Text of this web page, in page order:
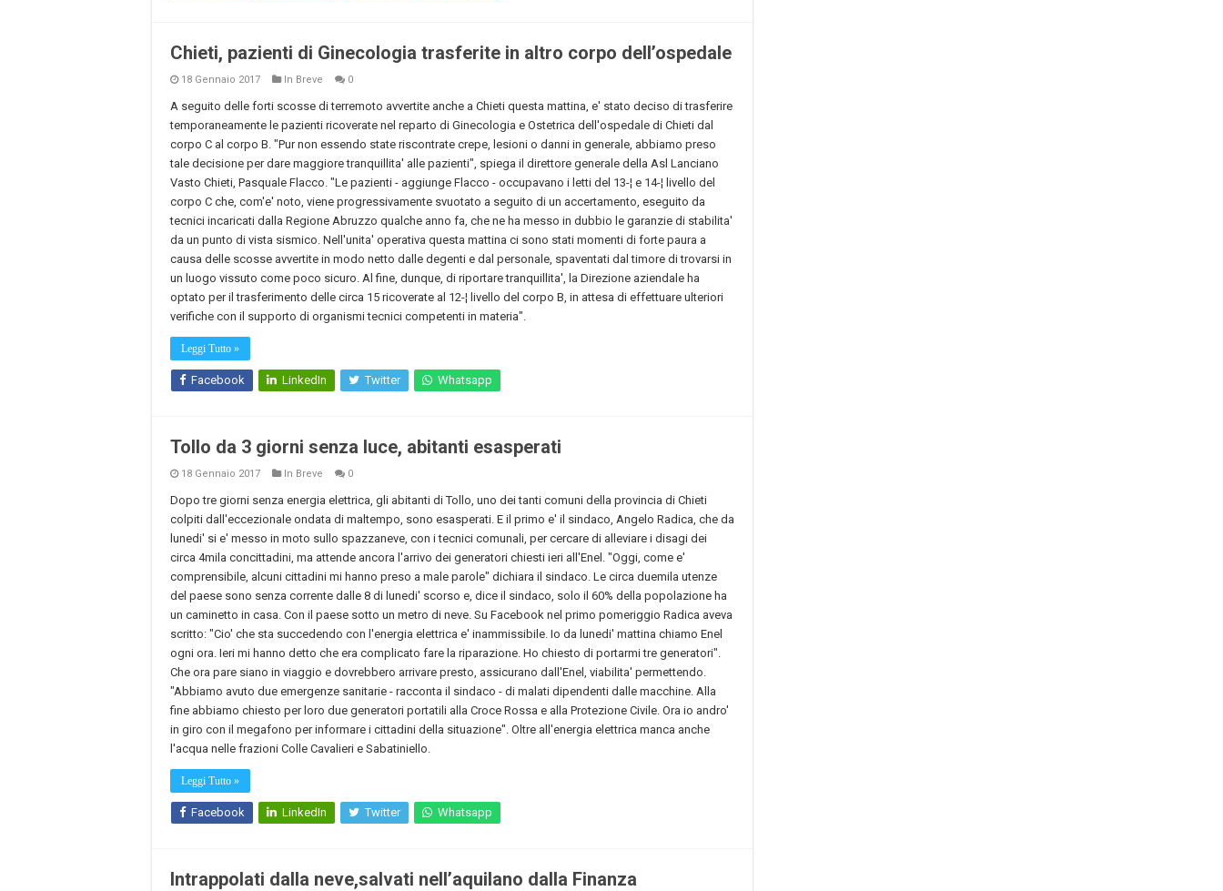
Chieti, pazienti di Ginecologia trasferite in altro corpo dell’ospedale
18 Gennaio 2017 In Breve 0
A seguito delle forti scosse di terremoto avvertite anche a Chieti questa mattina, e' stato deciso di trasferire
temporaneamente le pazienti ricoverate nel reparto di Ginecologia e Ostetrica dell'ospedale di Chieti dal
corpo C al corpo B. "Pur non essendo state riscontrate crepe, lesioni o danni in generale, abbiamo preso
tale decisione per dare maggiore tranquillita' alle pazienti", spiega il direttore generale della Asl Lanciano
Vasto Chieti, Pasquale Flacco. "Le pazienti - aggiunge Flacco - occupavano i letti del 13-¦ e 14-¦ livello del
corpo C che, com'e' noto, viene progressivamente svuotato a seguito di un accertamento, eseguito da
tecnici incaricati dalla Regione Abruzzo qualche anno fa, che ne ha messo in dubbio le garanzie di stabilita'
da un punto di vista sismico. Nell'unita' operativa questa mattina ci sono stati momenti di forte paura a
causa delle scosse avvertite in modo netto dalle degenti e dal personale, spaventati dal timore di trovarsi in
un luogo vissuto come poco sicuro. Al fine, dunque, di riportare tranquillita', la Direzione aziendale ha
optato per il trasferimento delle circa 15 ricoverate al 12-¦ livello del corpo B, in attesa di effettuare ulteriori
verifiche con il supporto di organismi tecnici competenti in materia".
Leggi Tutto »
Facebook LinkedIn Twitter Whatsapp
Tollo da 3 giorni senza luce, abitanti esasperati
18 Gennaio 2017 In Breve 0
Dopo tre giorni senza energia elettrica, gli abitanti di Tollo, uno dei tanti comuni della provincia di Chieti
colpiti dall'eccezionale ondata di maltempo, sono esasperati. E il primo e' il sindaco, Angelo Radica, che da
lunedi' si e' messo in moto sullo spazzaneve, con i tecnici comunali, per cercare di alleviare i disagi dei
circa 4mila concittadini, ma attende ancora l'arrivo dei generatori chiesti ieri all'Enel. "Oggi, come e'
comprensibile, alcuni cittadini mi hanno preso a male parole" dichiara il sindaco. Le circa duemila utenze
del paese sono senza corrente dalle 8 di lunedi' scorso e, dice il sindaco, solo il 60% della popolazione ha
un caminetto in casa. Con il paese sotto un metro di neve. Su Facebook nel primo pomeriggio Radica aveva
scritto: "Cio' che sta succedendo con l'energia elettrica e' inammissibile. Io da lunedi' mattina chiamo Enel
ogni ora. Ieri mi hanno detto che era complicato fare la riparazione. Ho chiesto di portarmi tre generatori".
Che ora pare siano in viaggio e dovrebbero arrivare presto, assicurano dall'Enel, viabilita' permettendo.
"Abbiamo avuto due emergenze sanitarie - racconta il sindaco - di malati dipendenti dalle macchine. Alla
fine abbiamo chiesto per loro due generatori portatili alla Croce Rossa e alla Protezione Civile. Ora io andro'
in giro con il megafono per informare i cittadini della situazione". Oltre all'energia elettrica manca anche
l'acqua nelle frazioni Colle Cavalieri e Sabatiniello.
Leggi Tutto »
Facebook LinkedIn Twitter Whatsapp
Intrappolati dalla neve,salvati nell’aquilano dalla Finanza